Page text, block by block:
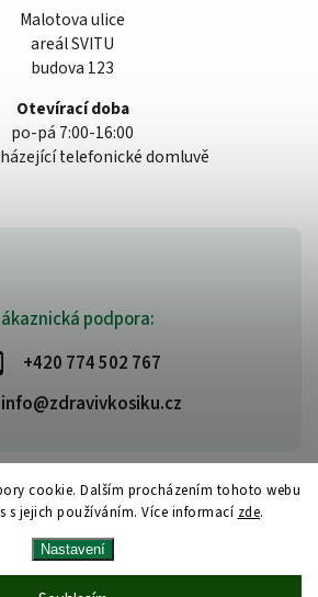
cookie. Dalším procházením tohoto webu
s jejich používáním. Více informací zde.
Nastavení
podpora:
+420 774 502 767
info@zdravivkosiku.cz
Malotova ulice
areál SVITU
budova 123
Otevírací doba
po-pá 7:00-16:00
telefonické domluvě
www.zdravivkosiku.cz
Upravit nastavení cookies
VytvořilShoptet | Design